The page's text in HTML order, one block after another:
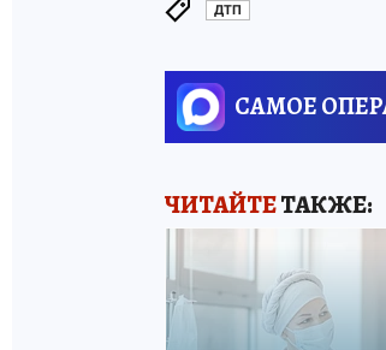
ДТП
САМОЕ
ЧИТАЙТЕТАКЖЕ: